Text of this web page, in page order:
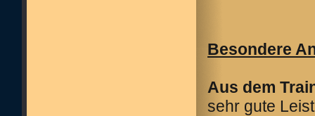
Besondere
Aus dem
sehr gute